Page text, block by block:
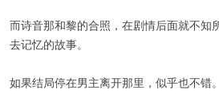
而诗音那和黎的合照，在剧情后面就不知
去记忆的故事。
如果结局停在男主离开那里，似乎也不错